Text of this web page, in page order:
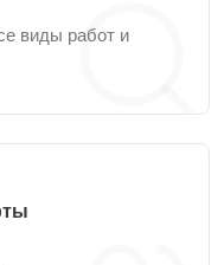
виды работ и